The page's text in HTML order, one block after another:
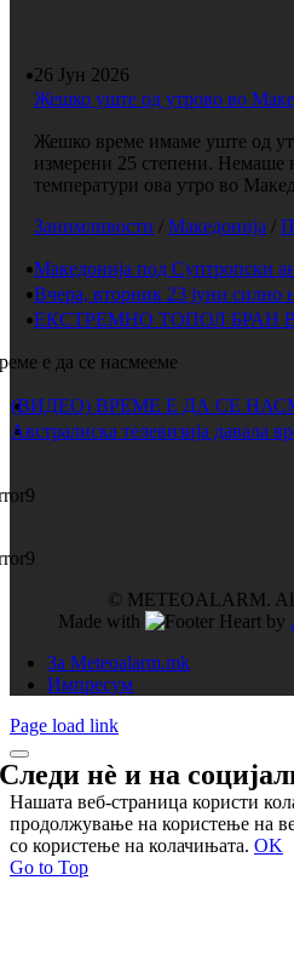
26 Јун 2026
Жешко уште од утрово во
Жешко време имаме уште од
измерени 25 степени. Немаше
температури ова утро во
Занимливости / Македонија /
Македонија под Суптропски
Вчера, вторник 23 јуни силно
ЕКСТРЕМНО ТОПОЛ БРАН ВО
е да се насмееме
(ВИДЕО) ВРЕМЕ Е ДА СЕ
Австралиска телевизија давала
© METEOALARM. All
Made with
by
За Meteoalarm.mk
Импресум
Page load link
Следи нѐ и на
Нашата веб-страница користи
продолжување на користење на
со користење на колачињата. OK
Go to Top